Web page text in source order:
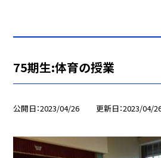
75期生:体育の授業
公開日 2023/04/26 更新日 2023/04/